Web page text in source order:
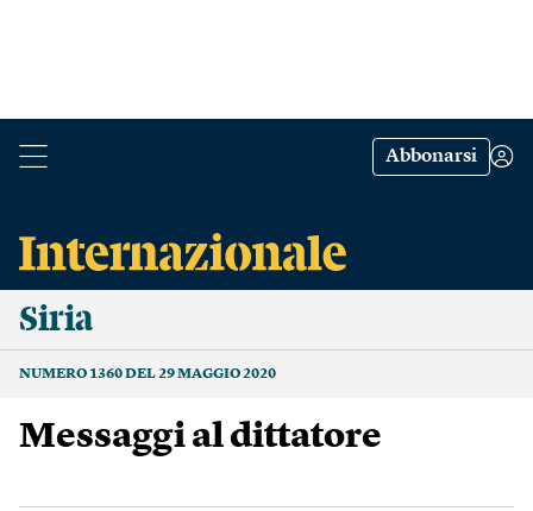
Abbonarsi
Siria
NUMERO 1360 DEL 29 MAGGIO 2020
Messaggi al dittatore